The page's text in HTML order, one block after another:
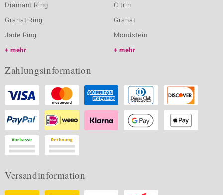
Diamant Ring
Granat Ring
Jade Ring
mehr
Citrin
Granat
Mondstein
mehr
Zahlungsinformation
Versandinformation